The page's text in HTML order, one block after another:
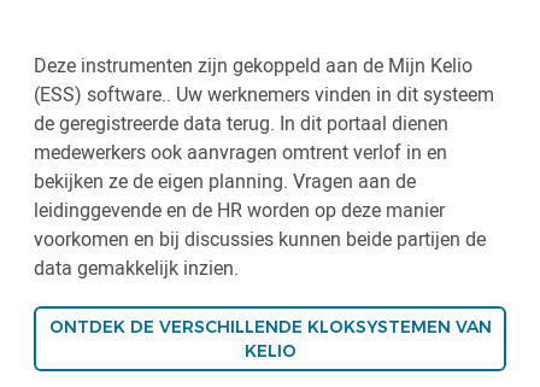
Deze instrumenten zijn gekoppeld aan de Mijn Kelio
(ESS) software.. Uw werknemers vinden in dit systeem
de geregistreerde data terug. In dit portaal dienen
medewerkers ook aanvragen omtrent verlof in en
bekijken ze de eigen planning. Vragen aan de
leidinggevende en de HR worden op deze manier
voorkomen en bij discussies kunnen beide partijen de
data gemakkelijk inzien.
ONTDEK DE VERSCHILLENDE KLOKSYSTEMEN VAN
KELIO